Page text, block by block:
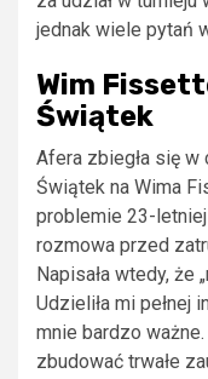
jednak wiele pytań
Wim
Świątek
Afera zbiegła się
Świątek na Wima
problemie 23-
rozmowa przed
Napisała wtedy, że
Udzieliła mi pełnej
mnie bardzo
zbudować trwałe